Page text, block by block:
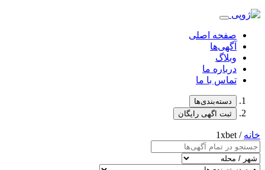
صفحه اصلی
آگهی‌ها
وبلاگ
درباره ما
تماس با ما
دسته‌بندی‌ها
ثبت اگهی رایگان
خانه / 1xbet